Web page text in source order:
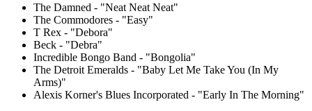
The Damned - "Neat Neat Neat"
The Commodores - "Easy"
T Rex - "Debora"
Beck - "Debra"
Incredible Bongo Band - "Bongolia"
The Detroit Emeralds - "Baby Let Me Take You (In My
Arms)"
Alexis Korner's Blues Incorporated - "Early In The Morning"